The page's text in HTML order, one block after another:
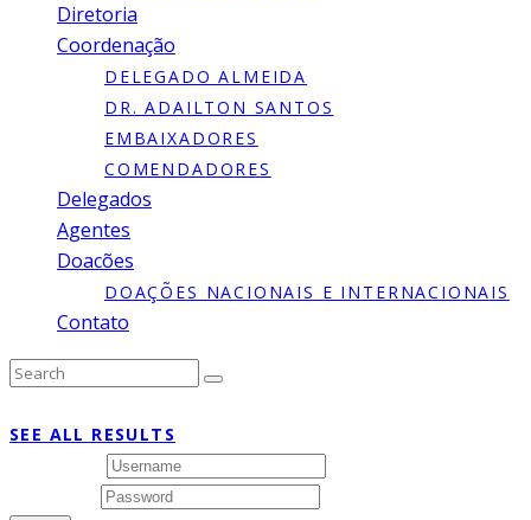
Diretoria
Coordenação
DELEGADO ALMEIDA
DR. ADAILTON SANTOS
EMBAIXADORES
COMENDADORES
Delegados
Agentes
Doacões
DOAÇÕES NACIONAIS E INTERNACIONAIS
Contato
SEE ALL RESULTS